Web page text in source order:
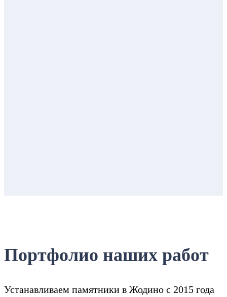
Портфолио наших работ
Устанавливаем памятники в Жодино с 2015 года